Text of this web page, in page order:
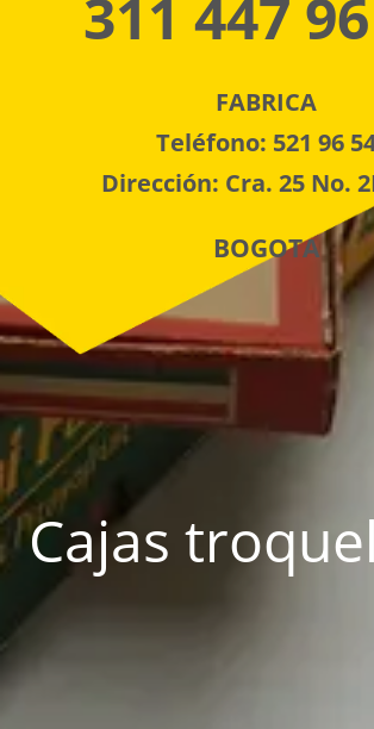
311 447
FABRICA
Teléfono: 521 96
Dirección: Cra. 25 No.
BOGOTA
Cajas